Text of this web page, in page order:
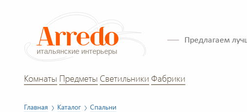
Предлагаем
Комнаты Предметы Светильники Фабрики
Главная Каталог Спальни